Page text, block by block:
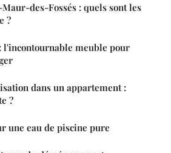
des-Fossés : quels sont les
?
l'incontournable meuble pour
dans un appartement :
?
une eau de piscine pure